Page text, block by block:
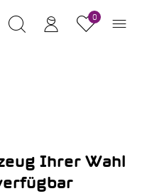
0
Ihrer Wahl